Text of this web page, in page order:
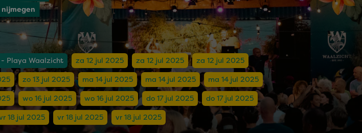
nijmegen
Playa Waalzicht za 12 jul 2025 za 12 jul 2025 za 12 jul 2025
zo 13 jul 2025 ma 14 jul 2025 ma 14 jul 2025 ma 14 jul 2025
wo 16 jul 2025 wo 16 jul 2025 do 17 jul 2025 do 17 jul 2025
18 jul 2025 vr 18 jul 2025 vr 18 jul 2025